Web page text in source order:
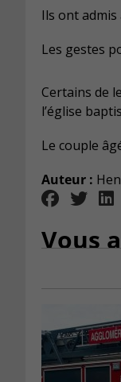
Ils ont
Les gestes
Certains de
l’église
Le couple
Auteur :
Vous